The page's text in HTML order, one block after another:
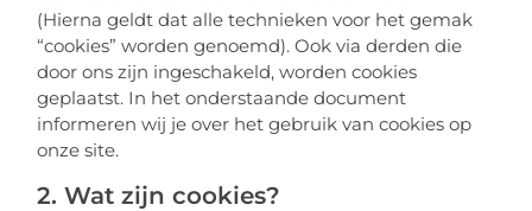
(Hierna geldt dat alle technieken voor het gemak
“cookies” worden genoemd). Ook via derden die
door ons zijn ingeschakeld, worden cookies
geplaatst. In het onderstaande document
informeren wij je over het gebruik van cookies op
onze site.
2. Wat zijn cookies?